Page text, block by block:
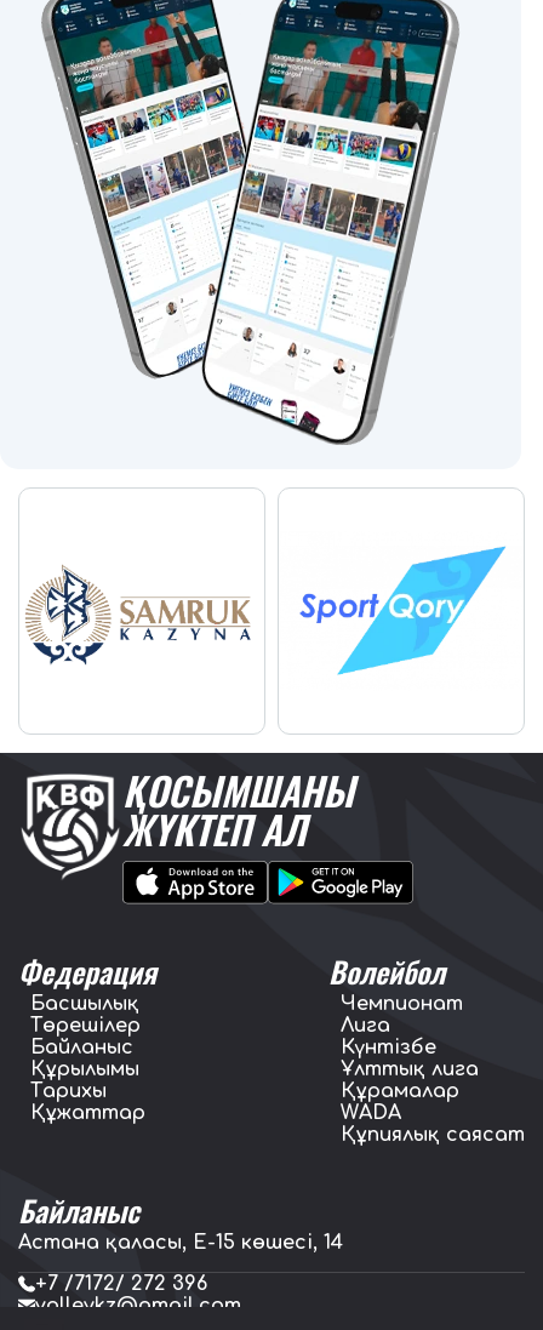
ҚОСЫМШАНЫ
ЖҮКТЕП АЛ
Федерация
Басшылық
Төрешілер
Байланыс
Құрылымы
Тарихы
Құжаттар
Волейбол
Чемпионат
Лига
Күнтізбе
Ұлттық лига
Құрамалар
WADA
Құпиялық саясат
Байланыс
Астана қаласы, E-15 көшесі, 14
+7 /7172/ 272 396
volleykz@gmail.com